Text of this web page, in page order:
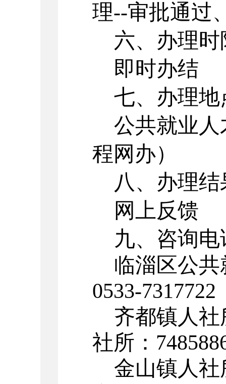
理--审批通过
六、办理时
即时办结
七、办理
公共就业
程网办）
八、办理
网上反馈
九、咨询电
临淄区公
0533-7317722
齐都镇人社
社所：
金山镇人社